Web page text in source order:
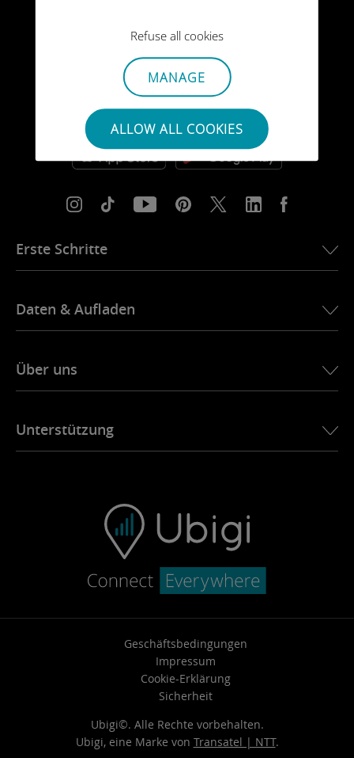
Refuse all cookies
MANAGE
ALLOW ALL COOKIES
Erste Schritte
WLAN-Installation
Alexa Compass MY21
Daten & Aufladen
So laden Sie auf
Mein Konto verwalten
Über uns
Ubigi in der Presse
Unterstützung
Verbindungsprobleme
Fahrzeug-Wiederverkauf
Geschäftsbedingungen
Impressum
Cookie-Erklärung
Sicherheit
Ubigi©. Alle Rechte vorbehalten.
Ubigi, eine Marke von Transatel | NTT.